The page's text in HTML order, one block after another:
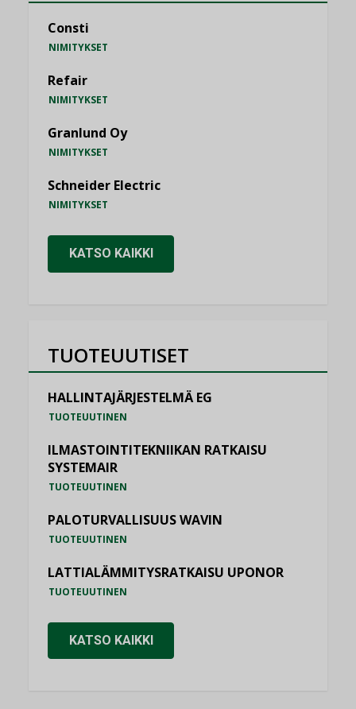
Consti
NIMITYKSET
Refair
NIMITYKSET
Granlund Oy
NIMITYKSET
Schneider Electric
NIMITYKSET
KATSO KAIKKI
TUOTEUUTISET
HALLINTAJÄRJESTELMÄ EG
TUOTEUUTINEN
ILMASTOINTITEKNIIKAN RATKAISU
SYSTEMAIR
TUOTEUUTINEN
PALOTURVALLISUUS WAVIN
TUOTEUUTINEN
LATTIALÄMMITYSRATKAISU UPONOR
TUOTEUUTINEN
KATSO KAIKKI